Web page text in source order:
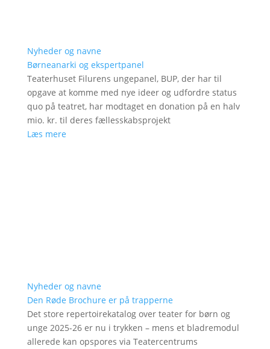
Nyheder og navne
Børneanarki og ekspertpanel
Teaterhuset Filurens ungepanel, BUP, der har til
opgave at komme med nye ideer og udfordre status
quo på teatret, har modtaget en donation på en halv
mio. kr. til deres fællesskabsprojekt
Læs mere
Nyheder og navne
Den Røde Brochure er på trapperne
Det store repertoirekatalog over teater for børn og
unge 2025-26 er nu i trykken – mens et bladremodul
allerede kan opspores via Teatercentrums